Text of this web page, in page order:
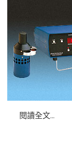
閱讀全文...